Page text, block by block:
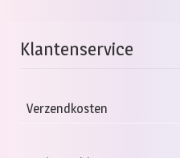
Klantenservice
Verzendkosten